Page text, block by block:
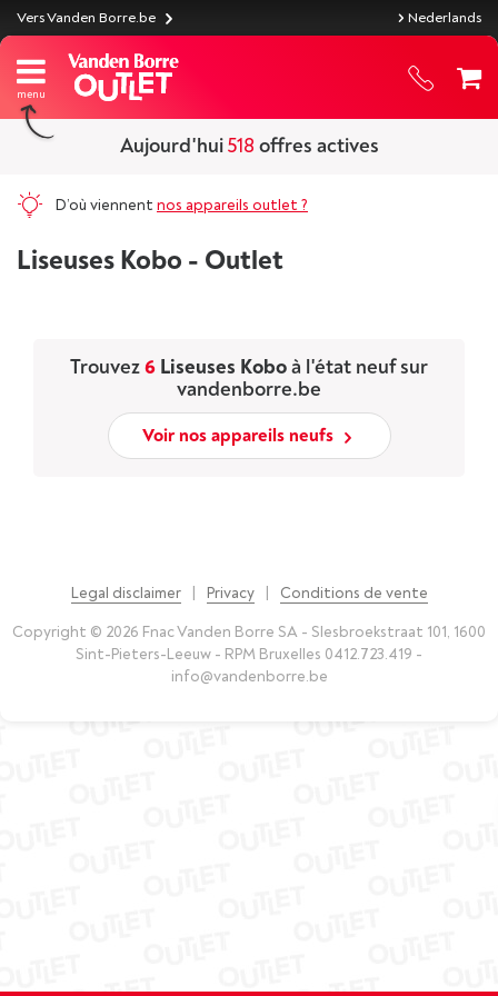
Vers Vanden Borre.be Nederlands
Aujourd'hui518 offres actives
D’où viennent nos appareils outlet ?
Liseuses Kobo - Outlet
Trouvez6 Liseuses Koboà l'état neuf sur
vandenborre.be
Voir nos appareils neufs
Legal disclaimer Privacy Conditions de vente
Copyright © 2026 Fnac Vanden Borre SA - Slesbroekstraat 101, 1600
Sint-Pieters-Leeuw - RPM Bruxelles 0412.723.419 -
info@vandenborre.be